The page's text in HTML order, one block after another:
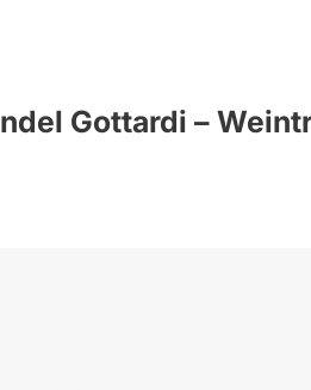
Gottardi –